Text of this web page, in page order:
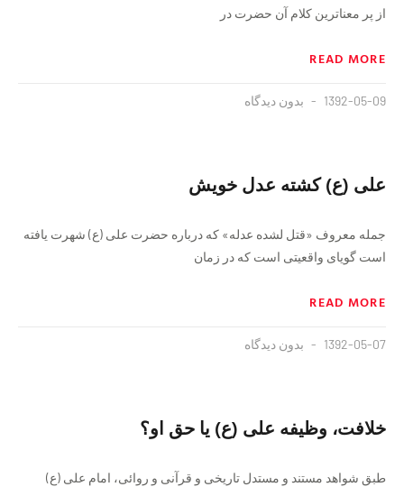
از پر معناترين كلام آن حضرت در
READ MORE
1392-05-09 بدون دیدگاه
علی (ع) کشته عدل خویش
جمله معروف «قتل لشده عدله» که درباره حضرت علی (ع) شهرت یافته
است گویای واقعیتی است که در زمان
READ MORE
1392-05-07 بدون دیدگاه
خلافت، وظیفه علی (ع) یا حق او؟
طبق شواهد مستند و مستدل تاریخی و قرآنی و روائی، امام علی (ع)